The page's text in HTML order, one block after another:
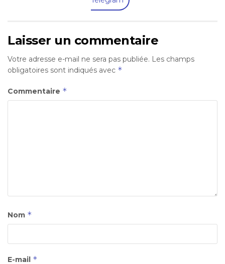
Laisser un commentaire
Votre adresse e-mail ne sera pas publiée. Les champs
obligatoires sont indiqués avec *
Commentaire *
Nom *
E-mail *